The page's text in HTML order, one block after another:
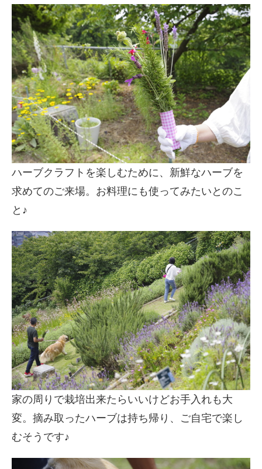
ハーブクラフトを楽しむために、新鮮なハーブを
求めてのご来場。お料理にも使ってみたいとのこ
と♪
家の周りで栽培出来たらいいけどお手入れも大
変。摘み取ったハーブは持ち帰り、ご自宅で楽し
むそうです♪